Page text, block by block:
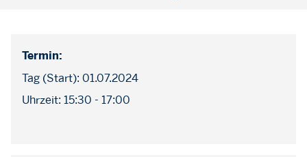
Termin:
Tag (Start): 01.07.2024
Uhrzeit: 15:30 - 17:00